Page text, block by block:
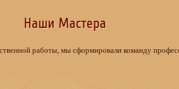
Наши Мастера
работы, мы сформировали команду